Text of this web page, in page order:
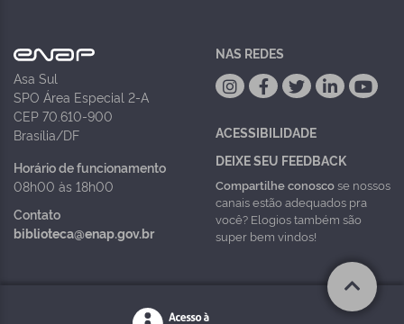
Asa Sul
SPO Área Especial 2-A
CEP 70.610-900
Brasília/DF
Horário de funcionamento
08h00 às 18h00
Contato
biblioteca@enap.gov.br
NAS REDES
ACESSIBILIDADE
DEIXE SEU FEEDBACK
Compartilhe conoscose nossos
canais estão adequados pra
você? Elogios também são
super bem vindos!